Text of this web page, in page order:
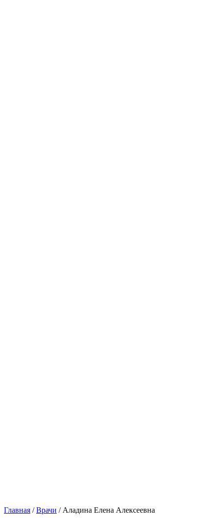
Главная /Врачи / Аладина Елена Алексеевна